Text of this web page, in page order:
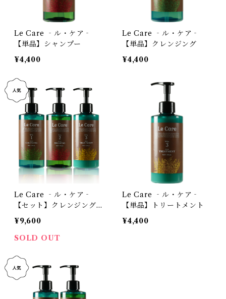
Le Care ‐ル・ケア‐
【単品】シャンプー
¥4,400
Le Care ‐ル・ケア‐
【単品】クレンジング
¥4,400
Le Care ‐ル・ケア‐
【セット】クレンジング＆
シャンプー＆トリートメン
ト
¥9,600
SOLD OUT
Le Care ‐ル・ケア‐
【単品】トリートメント
¥4,400